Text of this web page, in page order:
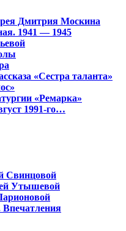
Дмитрия Москина
1941 — 1945
«Сестра таланта»
«Ремарка»
1991-го…
Свинцовой
Утышевой
Впечатления